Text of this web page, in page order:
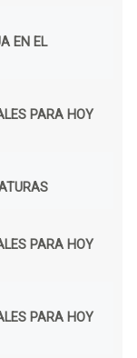
EN EL
PARA HOY
PARA HOY
PARA HOY